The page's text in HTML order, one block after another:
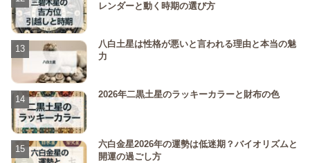
レンダーと動く時期の選び方
八白土星は性格が悪いと言われる理由と本当の魅
力
2026年二黒土星のラッキーカラーと財布の色
六白金星2026年の運勢は低迷期？バイオリズムと
開運の過ごし方